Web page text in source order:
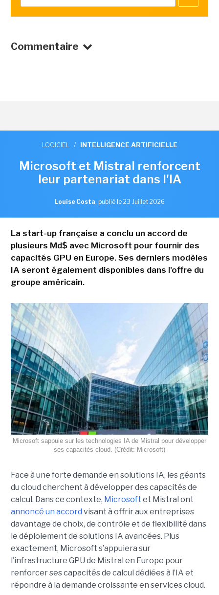
Commentaire
LOGICIEL / INTELLIGENCE ARTIFICIELLE
Microsoft et Mistral renforcent
leur partenariat dans l'IA
Louise Costa, publié le 23 Juillet 2026
La start-up française a conclu un accord de
plusieurs Md$ avec Microsoft pour fournir des
capacités GPU en Europe. Ses derniers modèles
IA seront également disponibles dans l'offre du
groupe américain.
Microsoft sappuie sur les technologies IA de Mistral pour développer
ses capacités cloud. (Crédit: Microsoft)
Face à une forte demande en solutions IA, les géants
du cloud cherchent à développer des capacités de
calcul. Dans ce contexte, Microsoft et Mistral ont
annoncé un accord visant à offrir aux entreprises
davantage de choix, de contrôle et de flexibilité dans
le déploiement de solutions IA avancées. Plus
exactement, Microsoft s’appuiera sur
l’infrastructure GPU de Mistral en Europe pour
renforcer ses capacités de calcul dédiées à l’IA et
répondre à la demande croissante en services cloud.